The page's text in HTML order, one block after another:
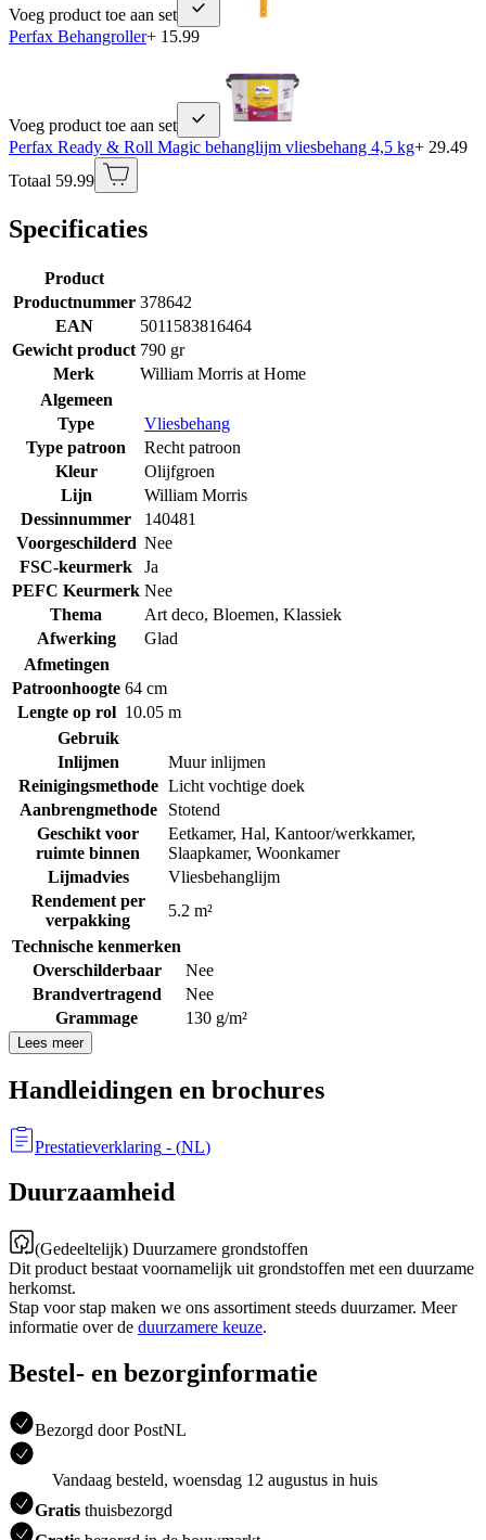
Voeg product toe aan set
Perfax Behangroller+ 15.99
Voeg product toe aan set
Perfax Ready & Roll Magic behanglijm vliesbehang 4,5 kg+ 29.49
Totaal 59.99
Specificaties
Product
Productnummer 378642
EAN
5011583816464
Gewicht product 790 gr
Merk
William Morris at Home
Algemeen
Type
Vliesbehang
Type patroon
Recht patroon
Kleur
Olijfgroen
Lijn
William Morris
Dessinnummer
140481
Voorgeschilderd Nee
FSC-keurmerk
Ja
PEFC Keurmerk Nee
Thema
Art deco, Bloemen, Klassiek
Afwerking
Glad
Afmetingen
Patroonhoogte 64 cm
Lengte op rol 10.05 m
Gebruik
Inlijmen
Muur inlijmen
Reinigingsmethode Licht vochtige doek
Aanbrengmethode
Stotend
Geschikt voor
ruimte binnen
Eetkamer, Hal, Kantoor/werkkamer,
Slaapkamer, Woonkamer
Lijmadvies
Vliesbehanglijm
Rendement per
verpakking
5.2 m²
Technische kenmerken
Overschilderbaar
Nee
Brandvertragend
Nee
Grammage
130 g/m²
Lees meer
Handleidingen en brochures
Prestatieverklaring - (NL)
Duurzaamheid
(Gedeeltelijk) Duurzamere grondstoffen
Dit product bestaat voornamelijk uit grondstoffen met een duurzame
herkomst.
Stap voor stap maken we ons assortiment steeds duurzamer. Meer
informatie over de duurzamere keuze.
Bestel- en bezorginformatie
Bezorgd door PostNL
Vandaag besteld, woensdag 12 augustus in huis
Gratis thuisbezorgd